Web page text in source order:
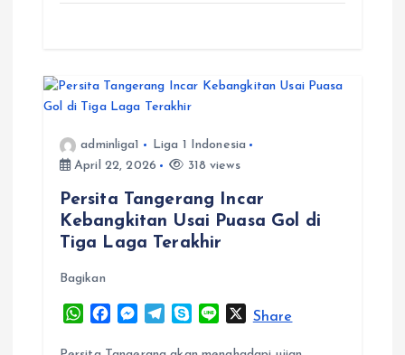
adminliga1
Liga 1 Indonesia
April 22, 2026
318 views
Persita Tangerang Incar
Kebangkitan Usai Puasa Gol di
Tiga Laga Terakhir
Bagikan
W
M
XShare